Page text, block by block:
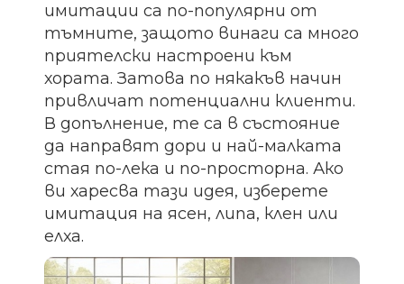
имитации са по-популярни от
тъмните, защото винаги са много
приятелски настроени към
хората. Затова по някакъв начин
привличат потенциални клиенти.
В допълнение, те са в състояние
да направят дори и най-малката
стая по-лека и по-просторна. Ако
ви харесва тази идея, изберете
имитация на ясен, липа, клен или
елха.